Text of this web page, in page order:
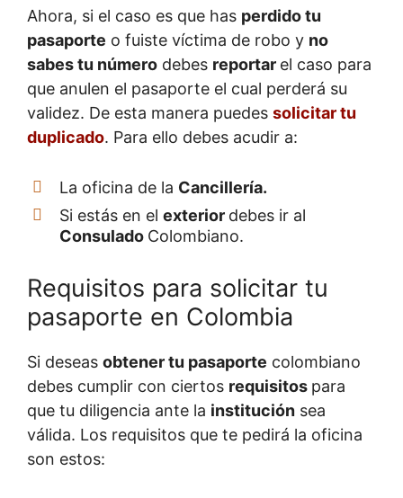
Ahora, si el caso es que has perdido tu
pasaporte o fuiste víctima de robo y no
sabes tu número debes reportar el caso para
que anulen el pasaporte el cual perderá su
validez. De esta manera puedes solicitar tu
duplicado. Para ello debes acudir a:
La oficina de la Cancillería.
Si estás en el exterior debes ir al
Consulado Colombiano.
Requisitos para solicitar tu
pasaporte en Colombia
Si deseas obtener tu pasaporte colombiano
debes cumplir con ciertos requisitos para
que tu diligencia ante la institución sea
válida. Los requisitos que te pedirá la oficina
son estos: